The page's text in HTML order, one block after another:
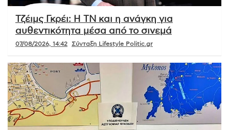
Τζέιμς Γκρέι: Η ΤΝ και η ανάγκη για
αυθεντικότητα μέσα από το σινεμά
07/08/2026, 14:42 Σύνταξη Lifestyle Politic.gr